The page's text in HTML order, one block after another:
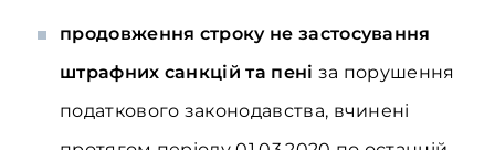
продовження строку не застосування
штрафних санкцій та пені за порушення
податкового законодавства, вчинені